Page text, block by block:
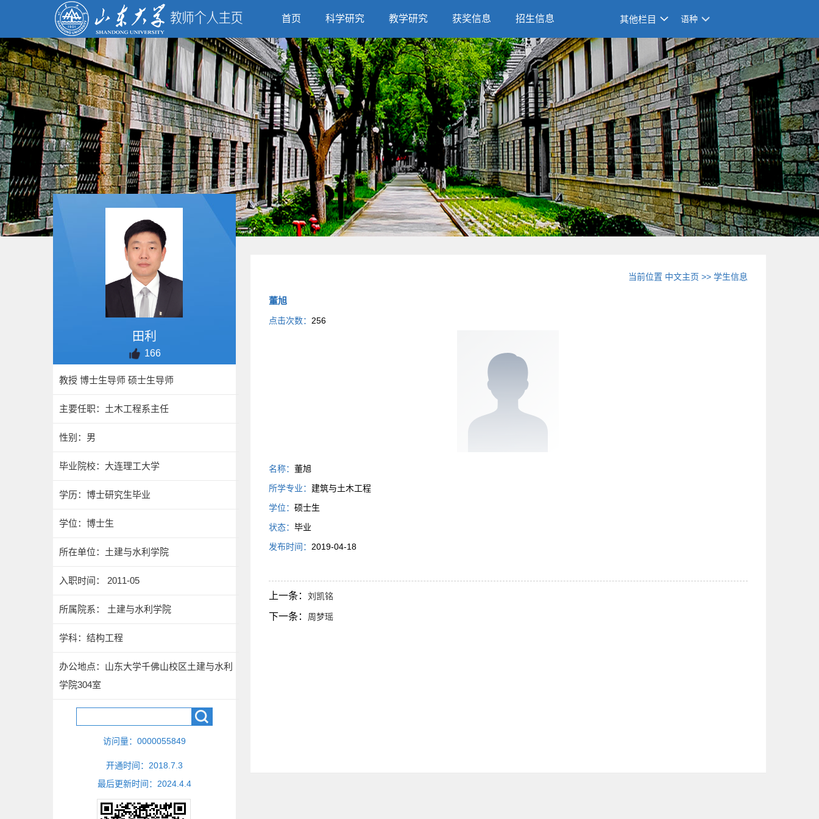
首页 科学研究 教学研究 获奖信息 招生信息 其他栏目 语种
田利
166
教授 博士生导师 硕士生导师
主要任职：土木工程系主任
性别：男
毕业院校：大连理工大学
学历：博士研究生毕业
学位：博士生
所在单位：土建与水利学院
入职时间： 2011-05
所属院系： 土建与水利学院
学科：结构工程
办公地点：山东大学千佛山校区土建与水利
学院304室
访问量： 0000055849
开通时间： 2018 7 3
最后更新时间： 2024 4 4
当前位置 中文主页 >>学生信息
董旭
点击次数： 256
名称： 董旭
所学专业： 建筑与土木工程
学位： 硕士生
状态： 毕业
发布时间： 2019-04-18
上一条： 刘凯铭
下一条： 周梦瑶